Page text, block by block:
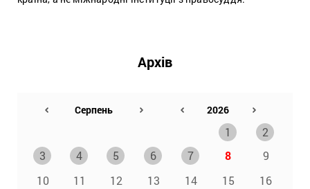
Архів
1
2
3
4 5 6 7 8
9
10
11 12 13 14 15
16